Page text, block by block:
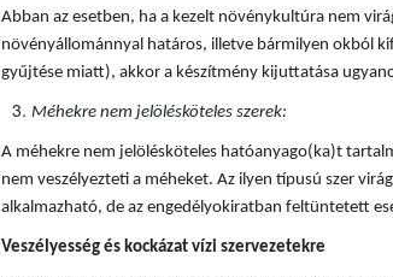
Abban az esetben, ha a kezelt növénykultúra nem
növényállománnyal határos, illetve bármilyen okból
gyűjtése miatt), akkor a készítmény kijuttatása
Méhekre nem jelölésköteles szerek:
A méhekre nem jelölésköteles hatóanyago(ka)t
nem veszélyezteti a méheket. Az ilyen típusú szer
alkalmazható, de az engedélyokiratban feltüntetett
Veszélyesség és kockázat vízi szervezetekre